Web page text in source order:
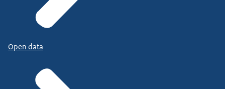
Open data